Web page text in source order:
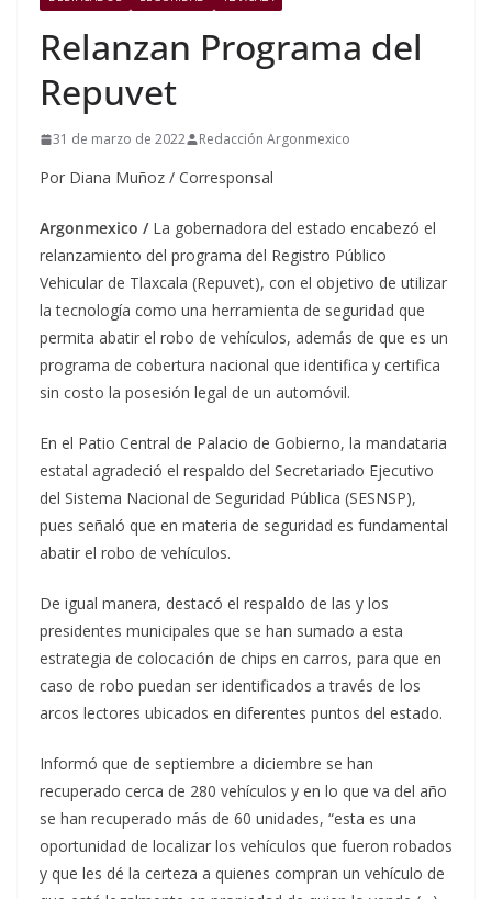
Relanzan Programa del
Repuvet
31 de marzo de 2022 Redacción Argonmexico
Por Diana Muñoz / Corresponsal
Argonmexico / La gobernadora del estado encabezó el
relanzamiento del programa del Registro Público
Vehicular de Tlaxcala (Repuvet), con el objetivo de utilizar
la tecnología como una herramienta de seguridad que
permita abatir el robo de vehículos, además de que es un
programa de cobertura nacional que identifica y certifica
sin costo la posesión legal de un automóvil.
En el Patio Central de Palacio de Gobierno, la mandataria
estatal agradeció el respaldo del Secretariado Ejecutivo
del Sistema Nacional de Seguridad Pública (SESNSP),
pues señaló que en materia de seguridad es fundamental
abatir el robo de vehículos.
De igual manera, destacó el respaldo de las y los
presidentes municipales que se han sumado a esta
estrategia de colocación de chips en carros, para que en
caso de robo puedan ser identificados a través de los
arcos lectores ubicados en diferentes puntos del estado.
Informó que de septiembre a diciembre se han
recuperado cerca de 280 vehículos y en lo que va del año
se han recuperado más de 60 unidades, “esta es una
oportunidad de localizar los vehículos que fueron robados
y que les dé la certeza a quienes compran un vehículo de